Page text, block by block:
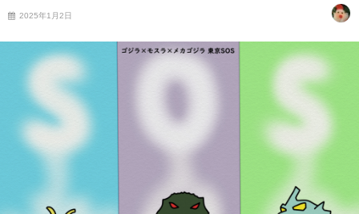
2025年1月2日